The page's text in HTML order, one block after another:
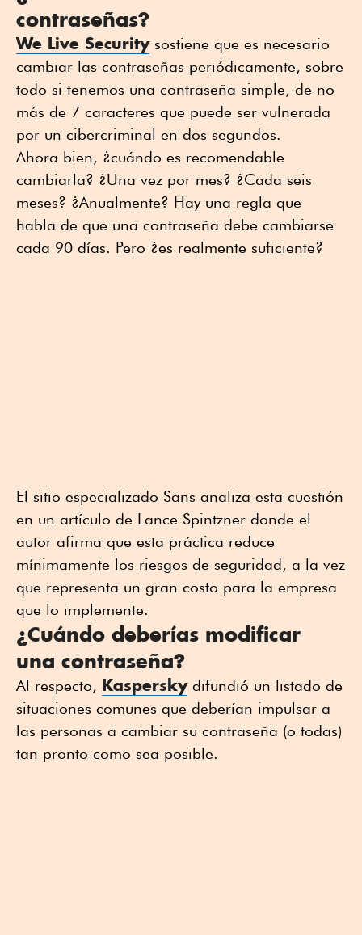
contraseñas?
We Live Securitysostiene que es necesario
cambiar las contraseñas periódicamente, sobre
todo si tenemos una contraseña simple, de no
más de 7 caracteres que puede ser vulnerada
por un cibercriminal en dos segundos.
Ahora bien, ¿cuándo es recomendable
cambiarla? ¿Una vez por mes? ¿Cada seis
meses? ¿Anualmente? Hay una regla que
habla de que una contraseña debe cambiarse
cada 90 días. Pero ¿es realmente suficiente?
El sitio especializado Sans analiza esta cuestión
en un artículo de Lance Spintzner donde el
autor afirma que esta práctica reduce
mínimamente los riesgos de seguridad, a la vez
que representa un gran costo para la empresa
que lo implemente.
¿Cuándo deberías modificar
una contraseña?
Al respecto, Kasperskydifundió un listado de
situaciones comunes que deberían impulsar a
las personas a cambiar su contraseña (o todas)
tan pronto como sea posible.